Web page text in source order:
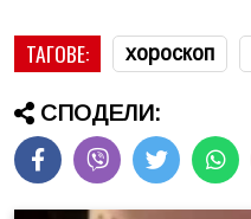
ТАГОВЕ: хороскоп
СПОДЕЛИ: